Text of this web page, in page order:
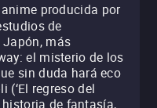
producida por
de
más
el misterio de los
sin duda hará eco
(‘El regreso del
historia de fantasía,